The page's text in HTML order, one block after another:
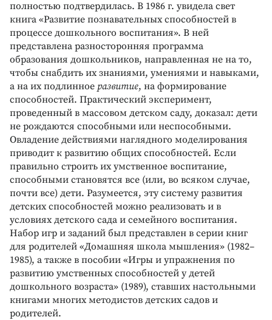
полностью подтвердилась. В 1986 г. увидела свет
книга «Развитие познавательных способностей в
процессе дошкольного воспитания». В ней
представлена разносторонняя программа
образования дошкольников, направленная не на то,
чтобы снабдить их знаниями, умениями и навыками,
а на их подлинное развитие, на формирование
способностей. Практический эксперимент,
проведенный в массовом детском саду, доказал: дети
не рождаются способными или неспособными.
Овладение действиями наглядного моделирования
приводит к развитию общих способностей. Если
правильно строить их умственное воспитание,
способными становятся все (или, во всяком случае,
почти все) дети. Разумеется, эту систему развития
детских способностей можно реализовать и в
условиях детского сада и семейного воспитания.
Набор игр и заданий был представлен в серии книг
для родителей «Домашняя школа мышления» (1982–
1985), а также в пособии «Игры и упражнения по
развитию умственных способностей у детей
дошкольного возраста» (1989), ставших настольными
книгами многих методистов детских садов и
родителей.